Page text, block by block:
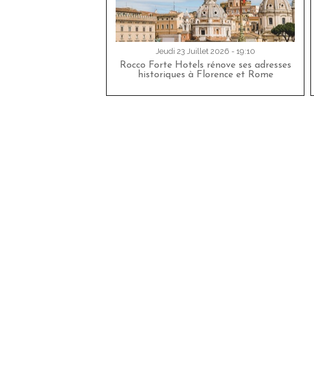
Jeudi 23 Juillet 2026 - 19:10
Rocco Forte Hotels rénove ses adresses
historiques à Florence et Rome